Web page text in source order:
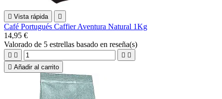
 Vista rápida 
Café Portugués Caffier Aventura Natural 1Kg
14,95 €
Valorado de 5 estrellas basado en reseña(s)
   
 Añadir al carrito